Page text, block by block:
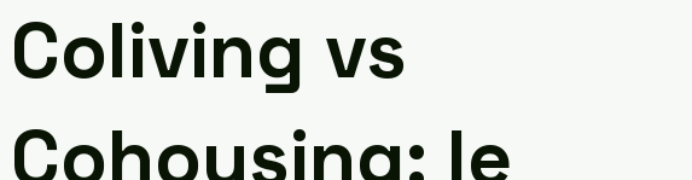
Coliving vs
Cohousing: le